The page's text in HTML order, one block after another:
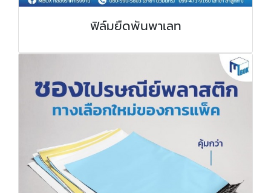
ฟิล์มยืดพันพาเลท